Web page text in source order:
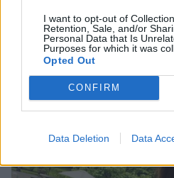
I want to opt-out of
Retention, Sale, and/or
Personal Data that Is
Purposes for which it was
Opted Out
CONFIRM
Data Deletion Data